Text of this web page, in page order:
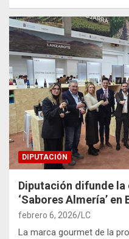
DIPUTACIÓN
Diputación difunde
‘Sabores Almería’ en
febrero 6, 2026 LC
La marca gourmet de la